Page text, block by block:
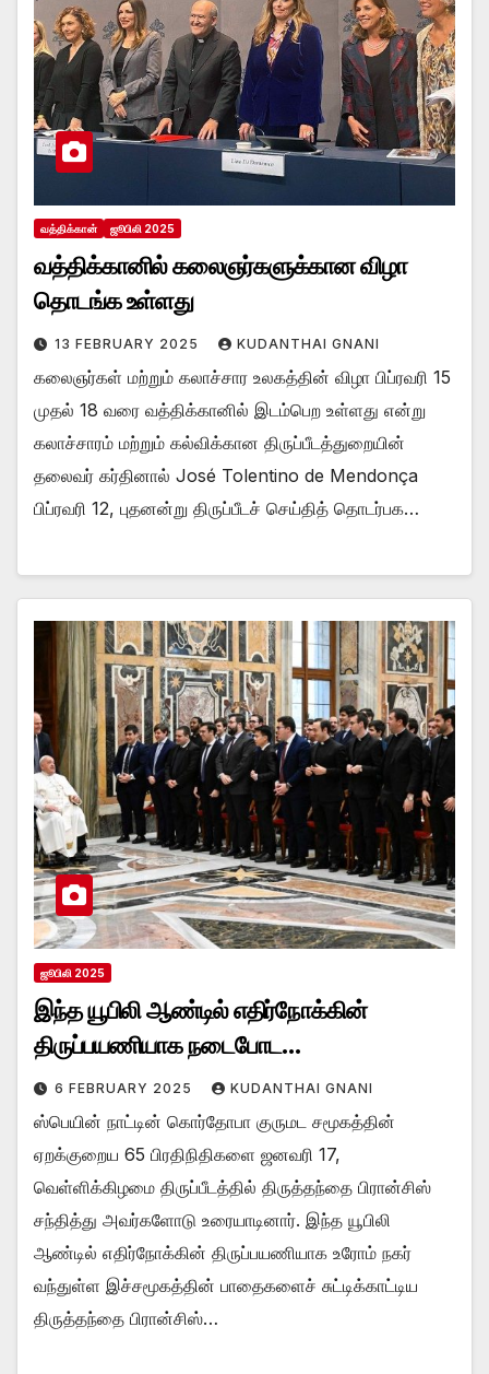
வத்திக்கான் ஜூபிலி 2025
வத்திக்கானில் கலைஞர்களுக்கான விழா
தொடங்க உள்ளது
13 FEBRUARY 2025 KUDANTHAI GNANI
கலைஞர்கள் மற்றும் கலாச்சார உலகத்தின் விழா பிப்ரவரி 15
முதல் 18 வரை வத்திக்கானில் இடம்பெற உள்ளது என்று
கலாச்சாரம் மற்றும் கல்விக்கான திருப்பீடத்துறையின்
தலைவர் கர்தினால் José Tolentino de Mendonça
பிப்ரவரி 12, புதனன்று திருப்பீடச் செய்தித் தொடர்பக…
ஜூபிலி 2025
இந்த யூபிலி ஆண்டில் எதிர்நோக்கின்
திருப்பயணியாக நடைபோட…
6 FEBRUARY 2025 KUDANTHAI GNANI
ஸ்பெயின் நாட்டின் கொர்தோபா குருமட சமூகத்தின்
ஏறக்குறைய 65 பிரதிநிதிகளை ஜனவரி 17,
வெள்ளிக்கிழமை திருப்பீடத்தில் திருத்தந்தை பிரான்சிஸ்
சந்தித்து அவர்களோடு உரையாடினார். இந்த யூபிலி
ஆண்டில் எதிர்நோக்கின் திருப்பயணியாக உரோம் நகர்
வந்துள்ள இச்சமூகத்தின் பாதைகளைச் சுட்டிக்காட்டிய
திருத்தந்தை பிரான்சிஸ்…